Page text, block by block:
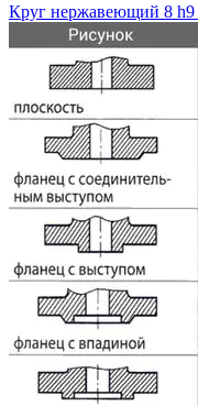
Круг нержавеющий 8